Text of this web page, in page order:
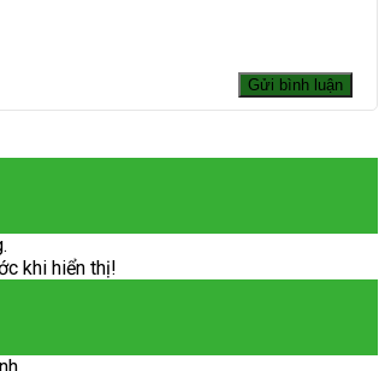
khi hiển thị!